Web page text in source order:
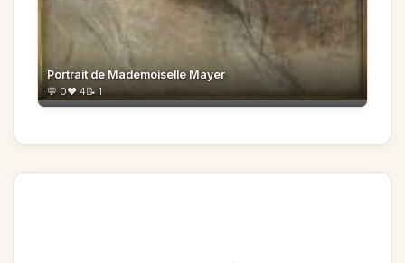
Portrait de Mademoiselle Mayer
💬 0❤️ 4📝 1